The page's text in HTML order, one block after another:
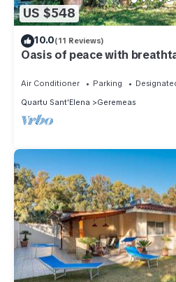
US $548
10.0(11 Reviews)
Oasis of peace with
Air Conditioner Parking
Quartu Sant'Elena
Geremeas